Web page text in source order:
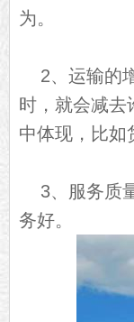
为。
2、运输的
时，就会减去
中体现，比如
3、服务质
务好。